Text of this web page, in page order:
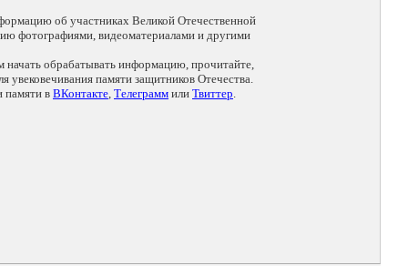
об участниках Великой Отечественной
фотографиями, видеоматериалами и другими
начать обрабатывать информацию, прочитайте,
памяти защитников Отечества.
памяти в ВКонтакте, Телеграмм или Твиттер.